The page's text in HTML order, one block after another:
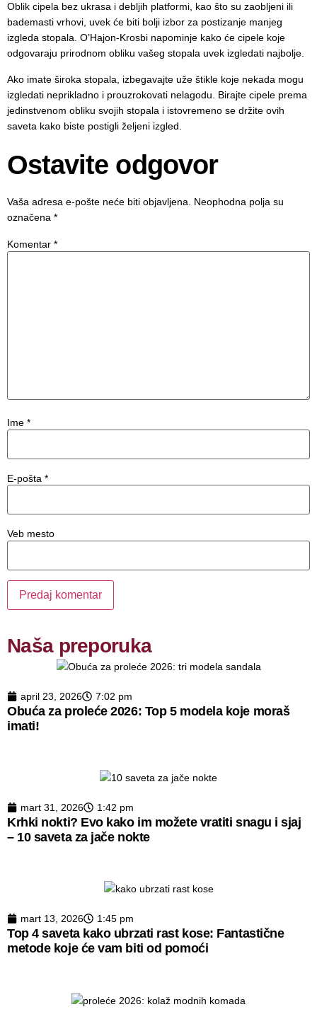
Oblik cipela bez ukrasa i debljih platformi, kao što su zaobljeni ili
bademasti vrhovi, uvek će biti bolji izbor za postizanje manjeg
izgleda stopala. O’Hajon-Krosbi napominje kako će cipele koje
odgovaraju prirodnom obliku vašeg stopala uvek izgledati najbolje.
Ako imate široka stopala, izbegavajte uže štikle koje nekada mogu
izgledati neprikladno i prouzrokovati nelagodu. Birajte cipele prema
jedinstvenom obliku svojih stopala i istovremeno se držite ovih
saveta kako biste postigli željeni izgled.
Ostavite odgovor
Vaša adresa e-pošte neće biti objavljena.
Neophodna polja su
označena *
Komentar *
Ime *
E-pošta *
Veb mesto
Naša preporuka
april 23, 2026 7:02 pm
Obuća za proleće 2026: Top 5 modela koje moraš
imati!
mart 31, 2026 1:42 pm
Krhki nokti? Evo kako im možete vratiti snagu i sjaj
– 10 saveta za jače nokte
mart 13, 2026 1:45 pm
Top 4 saveta kako ubrzati rast kose: Fantastične
metode koje će vam biti od pomoći